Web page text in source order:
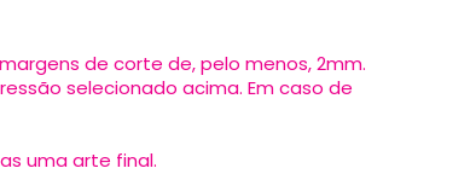
de corte de, pelo menos, 2mm.
selecionado acima. Em caso de
uma arte final.